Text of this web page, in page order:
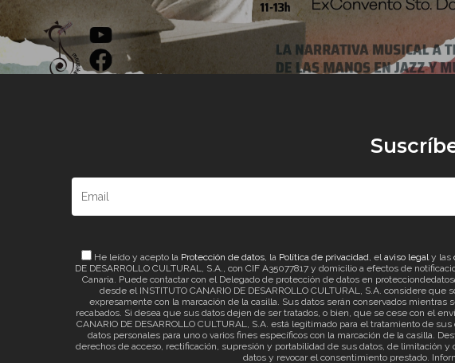
He leído y acepto la Protección de datos, la Política de privacidad, elaviso legaly las
DE DESARROLLO CULTURAL, S.A., con CIF A35077817 y domicilio a efectos de
Canaria. Puede contactar con el Delegado de protección de datos en
desde el INSTITUTO CANARIO DE DESARROLLO CULTURAL, S.A. considere
expresamente con la marcación de la casilla. Sus datos serán conservados
recabados. Si desea que sus datos dejen de ser tratados, o bien, que se cese con el
CANARIO DE DESARROLLO CULTURAL, S.A. está legitimado para el tratamiento de
datos personales para uno o varios fines específicos con la marcación de la casilla.
derechos de acceso, rectificación, supresión y portabilidad de sus datos, de limitación
datos y revocar el consentimiento prestado.